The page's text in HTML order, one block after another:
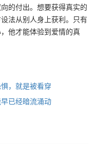
的付出。想要获得真实的
法从别人身上获利。只有
他才能体验到爱情的真
，就是被看穿
已经暗流涌动